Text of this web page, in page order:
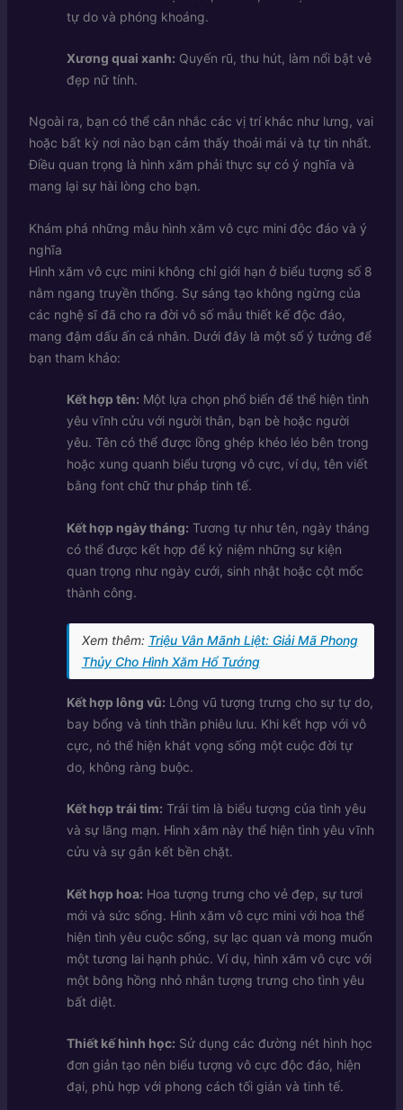
tự do và phóng khoáng.
Xương quai xanh: Quyến rũ, thu hút, làm nổi bật vẻ
đẹp nữ tính.
Ngoài ra, bạn có thể cân nhắc các vị trí khác như lưng, vai
hoặc bất kỳ nơi nào bạn cảm thấy thoải mái và tự tin nhất.
Điều quan trọng là hình xăm phải thực sự có ý nghĩa và
mang lại sự hài lòng cho bạn.
Khám phá những mẫu hình xăm vô cực mini độc đáo và ý
nghĩa
Hình xăm vô cực mini không chỉ giới hạn ở biểu tượng số 8
nằm ngang truyền thống. Sự sáng tạo không ngừng của
các nghệ sĩ đã cho ra đời vô số mẫu thiết kế độc đáo,
mang đậm dấu ấn cá nhân. Dưới đây là một số ý tưởng để
bạn tham khảo:
Kết hợp tên: Một lựa chọn phổ biến để thể hiện tình
yêu vĩnh cửu với người thân, bạn bè hoặc người
yêu. Tên có thể được lồng ghép khéo léo bên trong
hoặc xung quanh biểu tượng vô cực, ví dụ, tên viết
bằng font chữ thư pháp tinh tế.
Kết hợp ngày tháng: Tương tự như tên, ngày tháng
có thể được kết hợp để kỷ niệm những sự kiện
quan trọng như ngày cưới, sinh nhật hoặc cột mốc
thành công.
Xem thêm: Triệu Vân Mãnh Liệt: Giải Mã Phong
Thủy Cho Hình Xăm Hổ Tướng
Kết hợp lông vũ: Lông vũ tượng trưng cho sự tự do,
bay bổng và tinh thần phiêu lưu. Khi kết hợp với vô
cực, nó thể hiện khát vọng sống một cuộc đời tự
do, không ràng buộc.
Kết hợp trái tim: Trái tim là biểu tượng của tình yêu
và sự lãng mạn. Hình xăm này thể hiện tình yêu vĩnh
cửu và sự gắn kết bền chặt.
Kết hợp hoa: Hoa tượng trưng cho vẻ đẹp, sự tươi
mới và sức sống. Hình xăm vô cực mini với hoa thể
hiện tình yêu cuộc sống, sự lạc quan và mong muốn
một tương lai hạnh phúc. Ví dụ, hình xăm vô cực với
một bông hồng nhỏ nhắn tượng trưng cho tình yêu
bất diệt.
Thiết kế hình học: Sử dụng các đường nét hình học
đơn giản tạo nên biểu tượng vô cực độc đáo, hiện
đại, phù hợp với phong cách tối giản và tinh tế.